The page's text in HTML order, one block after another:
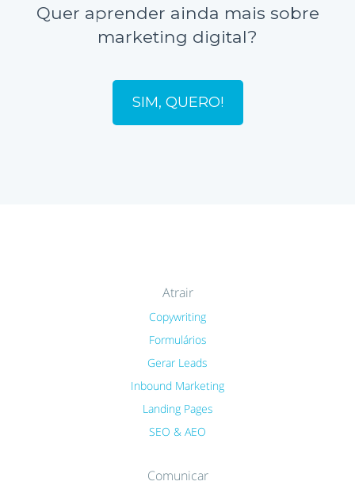
Quer aprender ainda mais sobre
marketing digital?
SIM, QUERO!
Atrair
Copywriting
Formulários
Gerar Leads
Inbound Marketing
Landing Pages
SEO & AEO
Comunicar